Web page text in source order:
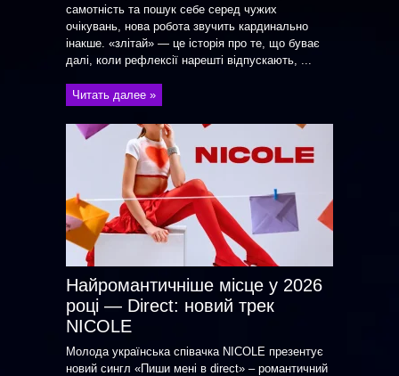
самотність та пошук себе серед чужих
очікувань, нова робота звучить кардинально
інакше. «злітай» — це історія про те, що буває
далі, коли рефлексії нарешті відпускають, ...
Читать далее »
Найромантичніше місце у 2026
році — Direct: новий трек
NICOLE
Молода українська співачка NICOLE презентує
новий сингл «Пиши мені в direct» – романтичний